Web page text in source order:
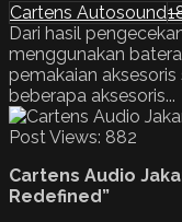
Cartens Autosound
Dari hasil
menggunakan
pemakaian
beberapa aksesoris...
Post Views: 882
Cartens Audio
Redefined”